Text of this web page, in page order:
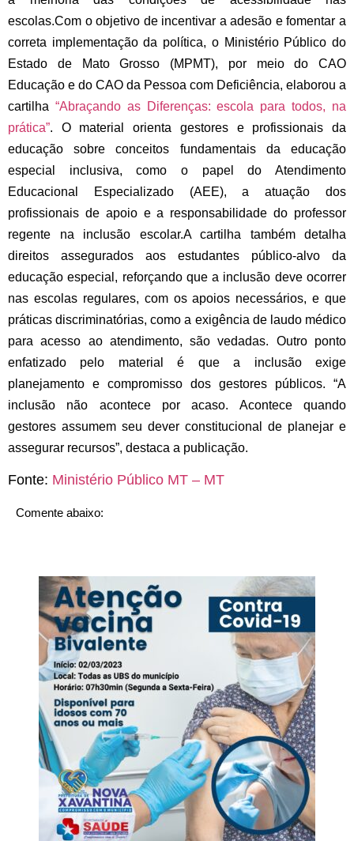
escolas.Com o objetivo de incentivar a adesão e fomentar a
correta implementação da política, o Ministério Público do
Estado de Mato Grosso (MPMT), por meio do CAO
Educação e do CAO da Pessoa com Deficiência, elaborou a
cartilha “Abraçando as Diferenças: escola para todos, na
prática”. O material orienta gestores e profissionais da
educação sobre conceitos fundamentais da educação
especial inclusiva, como o papel do Atendimento
Educacional Especializado (AEE), a atuação dos
profissionais de apoio e a responsabilidade do professor
regente na inclusão escolar.A cartilha também detalha
direitos assegurados aos estudantes público-alvo da
educação especial, reforçando que a inclusão deve ocorrer
nas escolas regulares, com os apoios necessários, e que
práticas discriminatórias, como a exigência de laudo médico
para acesso ao atendimento, são vedadas. Outro ponto
enfatizado pelo material é que a inclusão exige
planejamento e compromisso dos gestores públicos. “A
inclusão não acontece por acaso. Acontece quando
gestores assumem seu dever constitucional de planejar e
assegurar recursos”, destaca a publicação.
Fonte: Ministério Público MT – MT
Comente abaixo: